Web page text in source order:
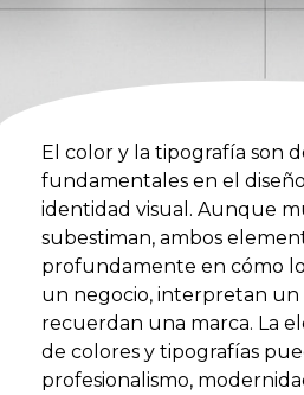
El color y la tipografía son
fundamentales en el
identidad visual. Aunque
subestiman, ambos
profundamente en cómo
un negocio, interpretan un
recuerdan una marca. La
de colores y tipografías
profesionalismo,